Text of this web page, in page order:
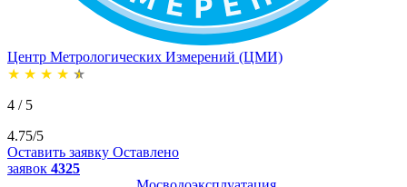
Центр Метрологических Измерений (ЦМИ)
★ ★ ★ ★ ★
4 / 5
4.75/5
Оставить заявку Оставлено
заявок 4325